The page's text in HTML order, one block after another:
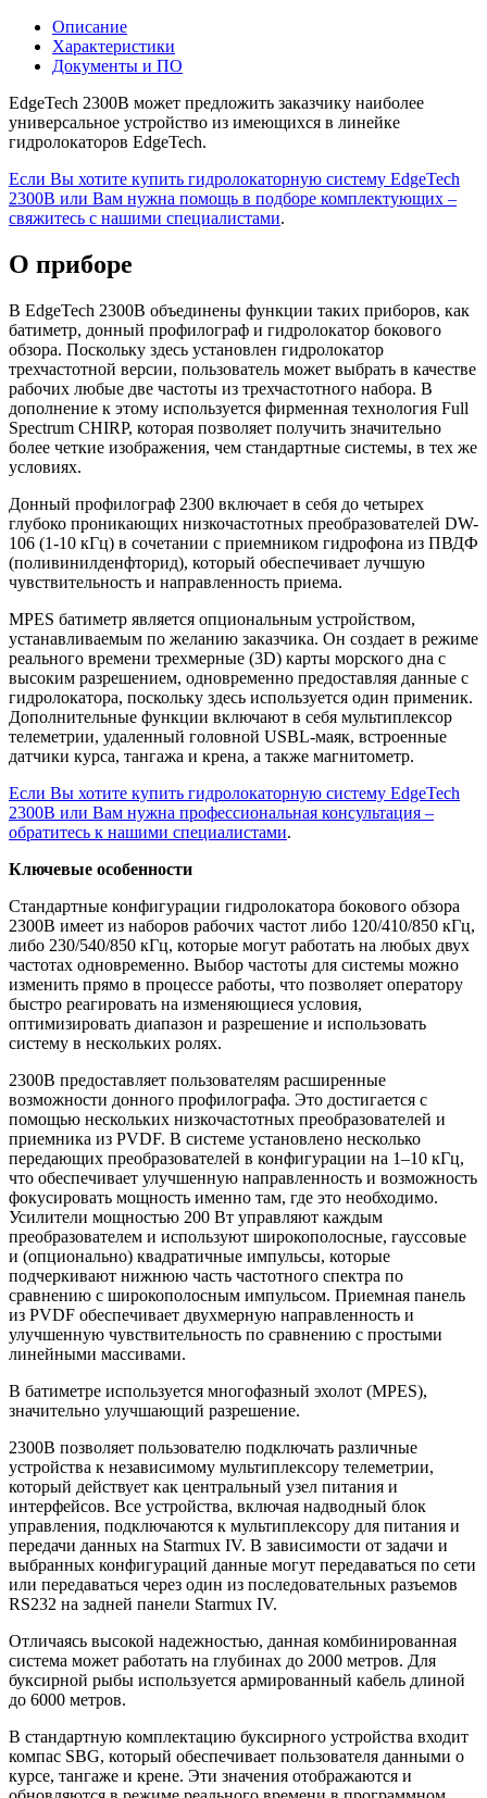
Описание
Характеристики
Документы и ПО
EdgeTech 2300B может предложить заказчику наиболее
универсальное устройство из имеющихся в линейке
гидролокаторов EdgeTech.
Если Вы хотите купить гидролокаторную систему EdgeTech
2300B или Вам нужна помощь в подборе комплектующих –
свяжитесь с нашими специалистами.
О приборе
В EdgeTech 2300B объединены функции таких приборов, как
батиметр, донный профилограф и гидролокатор бокового
обзора. Поскольку здесь установлен гидролокатор
трехчастотной версии, пользователь может выбрать в качестве
рабочих любые две частоты из трехчастотного набора. В
дополнение к этому используется фирменная технология Full
Spectrum CHIRP, которая позволяет получить значительно
более четкие изображения, чем стандартные системы, в тех же
условиях.
Донный профилограф 2300 включает в себя до четырех
глубоко проникающих низкочастотных преобразователей DW-
106 (1-10 кГц) в сочетании с приемником гидрофона из ПВДФ
(поливинилденфторид), который обеспечивает лучшую
чувствительность и направленность приема.
MPES батиметр является опциональным устройством,
устанавливаемым по желанию заказчика. Он создает в режиме
реального времени трехмерные (3D) карты морского дна с
высоким разрешением, одновременно предоставляя данные с
гидролокатора, поскольку здесь используется один применик.
Дополнительные функции включают в себя мультиплексор
телеметрии, удаленный головной USBL-маяк, встроенные
датчики курса, тангажа и крена, а также магнитометр.
Если Вы хотите купить гидролокаторную систему EdgeTech
2300B или Вам нужна профессиональная консультация –
обратитесь к нашими специалистами.
Ключевые особенности
Стандартные конфигурации гидролокатора бокового обзора
2300B имеет из наборов рабочих частот либо 120/410/850 кГц,
либо 230/540/850 кГц, которые могут работать на любых двух
частотах одновременно. Выбор частоты для системы можно
изменить прямо в процессе работы, что позволяет оператору
быстро реагировать на изменяющиеся условия,
оптимизировать диапазон и разрешение и использовать
систему в нескольких ролях.
2300B предоставляет пользователям расширенные
возможности донного профилографа. Это достигается с
помощью нескольких низкочастотных преобразователей и
приемника из PVDF. В системе установлено несколько
передающих преобразователей в конфигурации на 1–10 кГц,
что обеспечивает улучшенную направленность и возможность
фокусировать мощность именно там, где это необходимо.
Усилители мощностью 200 Вт управляют каждым
преобразователем и используют широкополосные, гауссовые
и (опционально) квадратичные импульсы, которые
подчеркивают нижнюю часть частотного спектра по
сравнению с широкополосным импульсом. Приемная панель
из PVDF обеспечивает двухмерную направленность и
улучшенную чувствительность по сравнению с простыми
линейными массивами.
В батиметре используется многофазный эхолот (MPES),
значительно улучшающий разрешение.
2300B позволяет пользователю подключать различные
устройства к независимому мультиплексору телеметрии,
который действует как центральный узел питания и
интерфейсов. Все устройства, включая надводный блок
управления, подключаются к мультиплексору для питания и
передачи данных на Starmux IV. В зависимости от задачи и
выбранных конфигураций данные могут передаваться по сети
или передаваться через один из последовательных разъемов
RS232 на задней панели Starmux IV.
Отличаясь высокой надежностью, данная комбинированная
система может работать на глубинах до 2000 метров. Для
буксирной рыбы используется армированный кабель длиной
до 6000 метров.
В стандартную комплектацию буксирного устройства входит
компас SBG, который обеспечивает пользователя данными о
курсе, тангаже и крене. Эти значения отображаются и